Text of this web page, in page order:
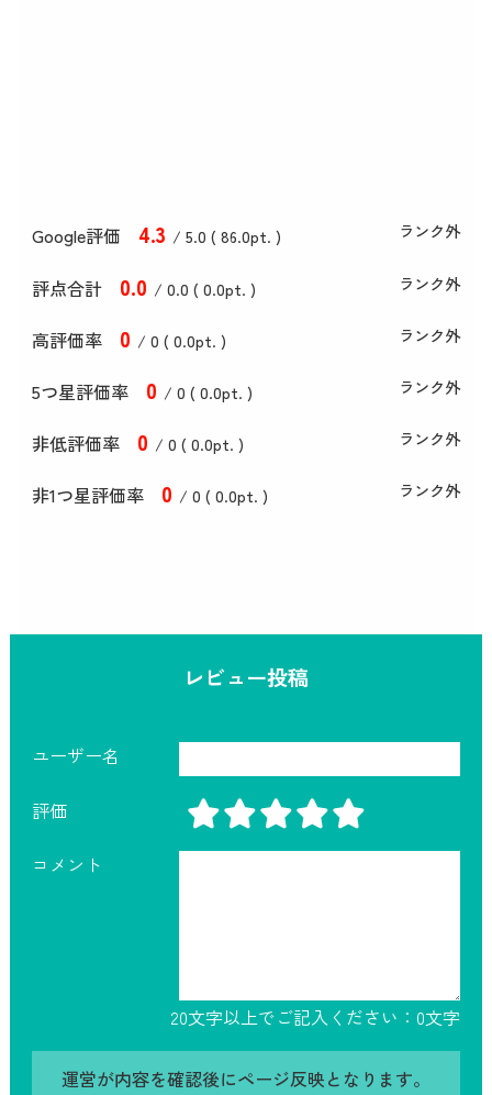
Google評価 4.3 / 5.0 ( 86.0pt. ) ランク外
評点合計 0.0 / 0.0 ( 0.0pt. ) ランク外
高評価率 0 / 0 ( 0.0pt. ) ランク外
5つ星評価率 0 / 0 ( 0.0pt. ) ランク外
非低評価率 0 / 0 ( 0.0pt. ) ランク外
非1つ星評価率 0 / 0 ( 0.0pt. ) ランク外
レビュー投稿
ユーザー名
評価
コメント
20文字以上でご記入ください： 0文字
運営が内容を確認後にページ反映となります。